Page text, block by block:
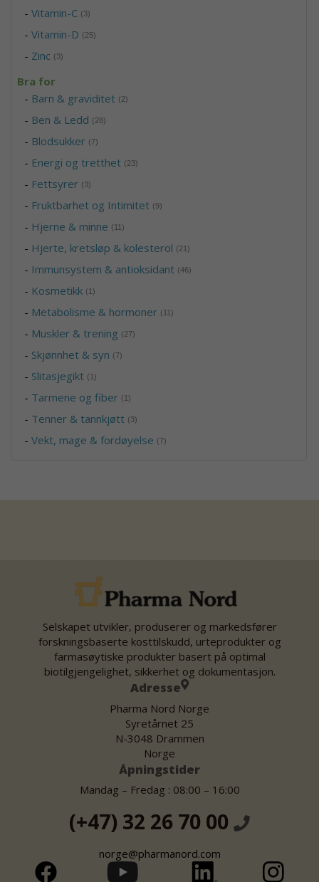
-Vitamin-C (3)
-Vitamin-D (25)
- Zinc (3)
Bra for
- Barn & graviditet (2)
- Ben & Ledd (28)
- Blodsukker (7)
- Energi og tretthet (23)
- Fettsyrer (3)
- Fruktbarhet og Intimitet (9)
- Hjerne & minne (11)
- Hjerte, kretsløp & kolesterol (21)
- Immunsystem & antioksidant (46)
- Kosmetikk (1)
- Metabolisme & hormoner (11)
- Muskler & trening (27)
- Skjønnhet & syn (7)
- Slitasjegikt (1)
- Tarmene og fiber (1)
- Tenner & tannkjøtt (3)
-Vekt, mage & fordøyelse (7)
Selskapet utvikler, produserer og markedsfører
forskningsbaserte kosttilskudd, urteprodukter og
farmasøytiske produkter basert på optimal
biotilgjengelighet, sikkerhet og dokumentasjon.
Adresse
Pharma Nord Norge
Syretårnet 25
N-3048 Drammen
Norge
Åpningstider
Mandag – Fredag : 08:00 – 16:00
(+47) 32 26 70 00
norge@pharmanord.com